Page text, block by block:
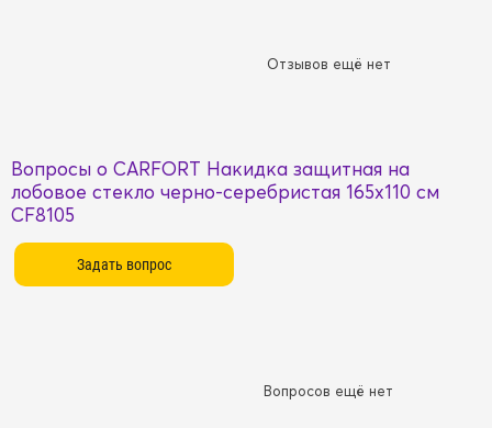
Отзывов ещё нет
Вопросы о CARFORT Накидка защитная на
лобовое стекло черно-серебристая 165х110 см
CF8105
Вопросов ещё нет